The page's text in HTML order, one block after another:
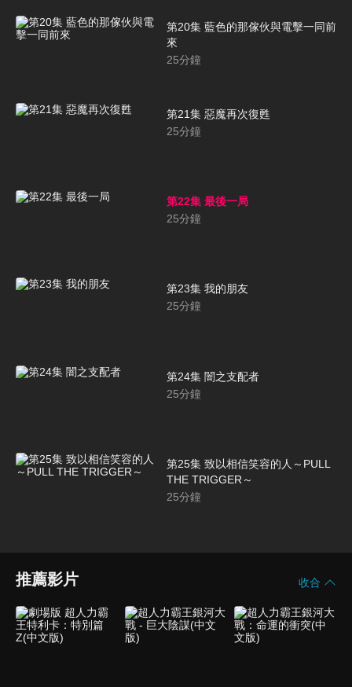
第20集 藍色的那傢伙與電擊一同前
來
25分鐘
第21集 惡魔再次復甦
25分鐘
第22集 最後一局
25分鐘
第23集 我的朋友
25分鐘
第24集 闇之支配者
25分鐘
第25集 致以相信笑容的人～PULL
THE TRIGGER～
25分鐘
推薦影片 收合